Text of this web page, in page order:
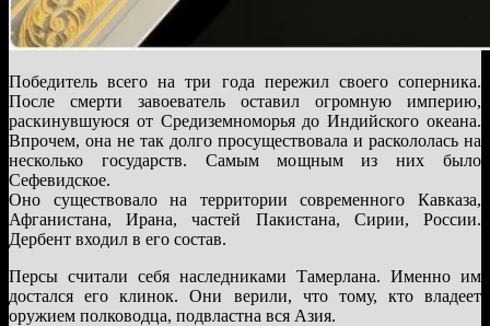
Победитель всего на три года пережил своего соперника.
После смерти завоеватель оставил огромную империю,
раскинувшуюся от Средиземноморья до Индийского океана.
Впрочем, она не так долго просуществовала и раскололась на
несколько государств. Самым мощным из них было
Сефевидское.
Оно существовало на территории современного Кавказа,
Афганистана, Ирана, частей Пакистана, Сирии, России.
Дербент входил в его состав.
Персы считали себя наследниками Тамерлана. Именно им
достался его клинок. Они верили, что тому, кто владеет
оружием полководца, подвластна вся Азия.